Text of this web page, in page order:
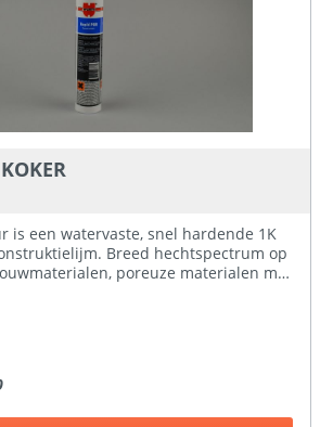
is een watervaste, snel hardende 1K
Breed hechtspectrum op
poreuze materialen met
en metaal. Binnen en